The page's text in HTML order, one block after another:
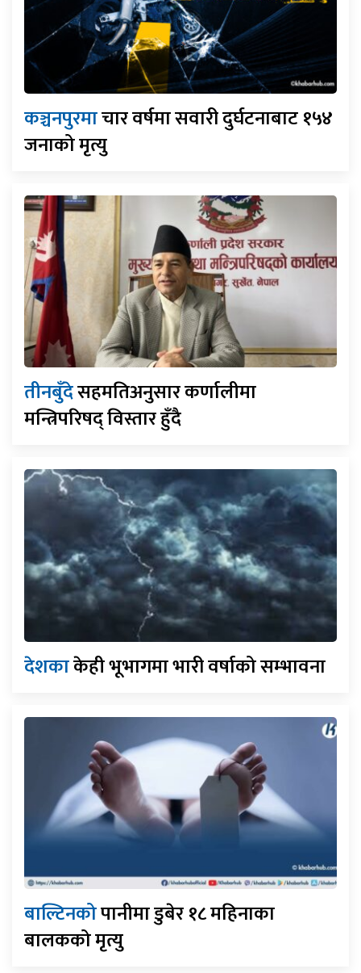
कञ्चनपुरमाचार वर्षमा सवारी दुर्घटनाबाट १५४
जनाको मृत्यु
तीनबुँदेसहमतिअनुसार कर्णालीमा
मन्त्रिपरिषद् विस्तार हुँदै
देशकाकेही भूभागमा भारी वर्षाको सम्भावना
बाल्टिनकोपानीमा डुबेर १८ महिनाका
बालकको मृत्यु